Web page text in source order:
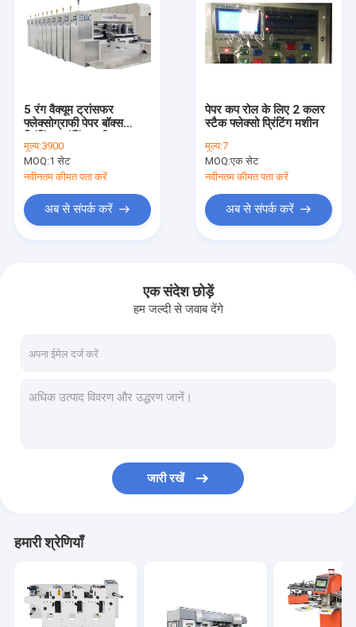
होम
हमारे बारे में
5 रंग वैक्यूम ट्रांसफर
फ्लेक्सोग्राफी पेपर बॉक्स
मूल्य:3900
MOQ:1 सेट
नवीनतम कीमत पता करें
अब से संपर्क करें
पेपर कप रोल के लिए 2 कलर
स्टैक फ्लेक्सो प्रिंटिंग मशीन
मूल्य:7
MOQ:एक सेट
नवीनतम कीमत पता करें
अब से संपर्क करें
एक संदेश छोड़ें
हम जल्दी से जवाब देंगे
जारी रखें
हमारी श्रेणियाँ